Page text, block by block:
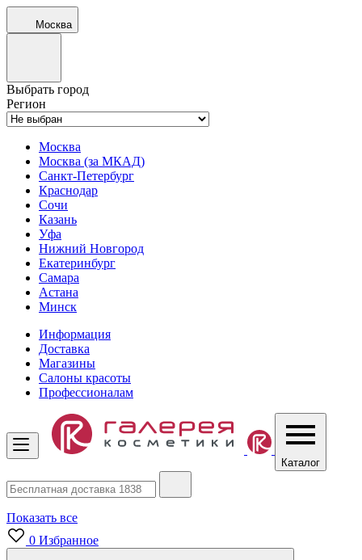
Москва
Выбрать город
Регион
Москва
Москва (за МКАД)
Санкт-Петербург
Краснодар
Сочи
Казань
Уфа
Нижний Новгород
Екатеринбург
Самара
Астана
Минск
Информация
Доставка
Магазины
Салоны красоты
Профессионалам
Каталог
Показать все
0 Избранное